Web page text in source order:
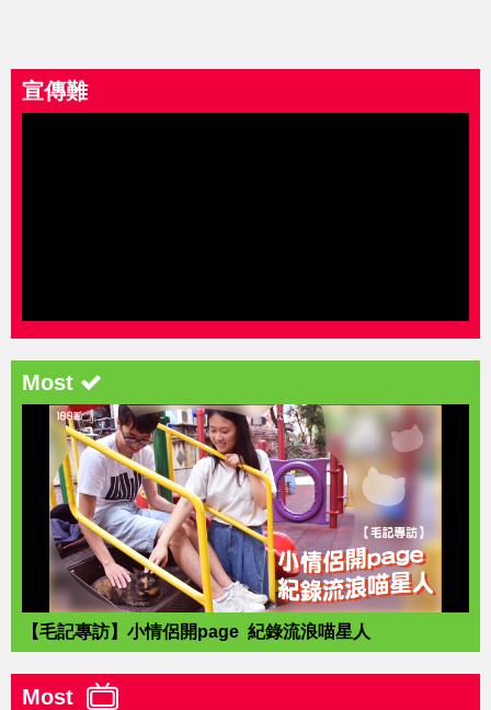
宣傳難
Most
【毛記專訪】小情侶開page 紀錄流浪喵星人
Most